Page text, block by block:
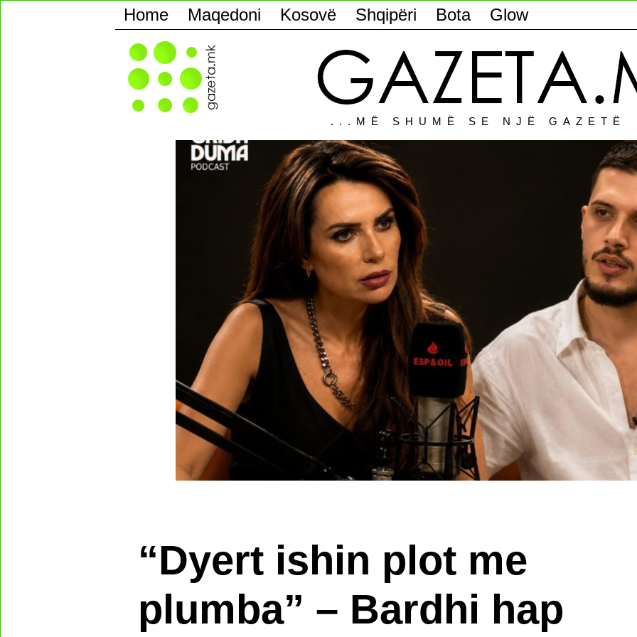
Home Maqedoni Kosovë Shqipëri Bota Glow
...MË SHUMË SE NJË GAZETË
“Dyert ishin plot me
plumba” – Bardhi hap